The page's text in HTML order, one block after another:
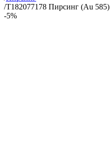
/Т182077178 Пирсинг (Au 585)
-5%